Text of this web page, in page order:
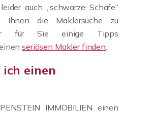
auch „schwarze Schafe“
die Maklersuche zu
für Sie einige Tipps
seriösen Makler finden.
einen
IMMOBILIEN einen